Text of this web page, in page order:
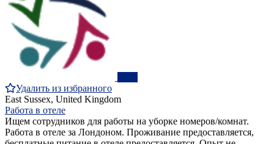
Удалить из избранного
East Sussex, United Kingdom
Работа в отеле
Ищем сотрудников для работы на уборке номеров/комнат.
Работа в отеле за Лондоном. Проживание предоставляется,